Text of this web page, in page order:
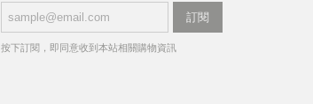
訂閱
按下訂閱，即同意收到本站相關購物資訊